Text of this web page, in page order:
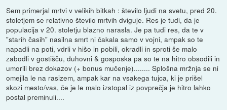
Sem primerjal mrtvi v velikih bitkah : število ljudi na svetu, pred 20.
stoletjem se relativno število mrtvih dviguje. Res je tudi, da je
populacija v 20. stoletju blazno narasla. Je pa tudi res, da te v
"starih časih" nasilna smrt ni čakala samo v vojni, ampak so te
napadli na poti, vdrli v hišo in pobili, okradli in sproti še malo
zabodli v gostišču, duhovni & gosposka pa so te na hitro obsodili in
umorili brez dokazov (+ bonus mučenje)........ Splošna mržnja se ni
omejila le na rasizem, ampak kar na vsakega tujca, ki je prišel
skozi mesto/vas, če je le malo izstopal iz povprečja je hitro lahko
postal preminuli....